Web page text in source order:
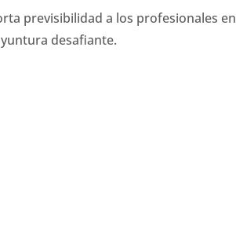
previsibilidad a los profesionales en
desafiante.